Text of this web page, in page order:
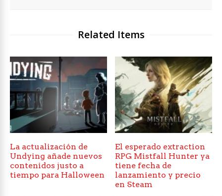
Related Items
La actualización de
Undying añade nuevos
contenidos justo a
tiempo para Halloween
El esperado extraction
RPG Mistfall Hunter ya
tiene fecha de
lanzamiento y precio
en Steam